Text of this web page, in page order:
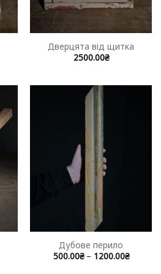
Дверцята від щитка
2500.00₴
Дубове перило
500.00₴ – 1200.00₴Price